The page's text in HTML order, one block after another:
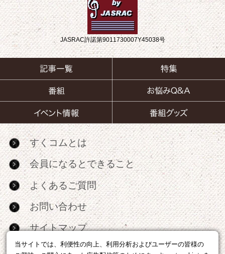
当サイトでは、利便性の向上、利用分析およびユーザーの皆様の
JASRAC許諾第9011730007Y45038号
すくコムとは
会員になるとできること
よくあるご質問
お問い合わせ
サイトマップ
RSS